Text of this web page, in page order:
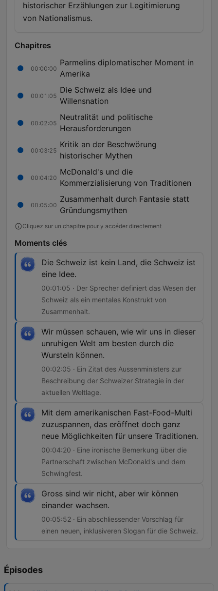
historischer Erzählungen zur Legitimierung
von Nationalismus.
Chapitres
00:00:00
Parmelins diplomatischer Moment in
Amerika
00:01:05
Die Schweiz als Idee und
Willensnation
00:02:05
Neutralität und politische
Herausforderungen
00:03:25
Kritik an der Beschwörung
historischer Mythen
00:04:20
McDonald's und die
Kommerzialisierung von Traditionen
00:05:00
Zusammenhalt durch Fantasie statt
Gründungsmythen
Cliquez sur un chapitre pour y accéder directement
Moments clés
Die Schweiz ist kein Land, die Schweiz ist
eine Idee.
00:01:05 · Der Sprecher definiert das Wesen der
Schweiz als ein mentales Konstrukt von
Zusammenhalt.
Wir müssen schauen, wie wir uns in dieser
unruhigen Welt am besten durch die
Wursteln können.
00:02:05 · Ein Zitat des Aussenministers zur
Beschreibung der Schweizer Strategie in der
aktuellen Weltlage.
Mit dem amerikanischen Fast-Food-Multi
zuzuspannen, das eröffnet doch ganz
neue Möglichkeiten für unsere Traditionen.
00:04:20 · Eine ironische Bemerkung über die
Partnerschaft zwischen McDonald's und dem
Schwingfest.
Gross sind wir nicht, aber wir können
einander wachsen.
00:05:52 · Ein abschliessender Vorschlag für
einen neuen, inklusiveren Slogan für die Schweiz.
Épisodes